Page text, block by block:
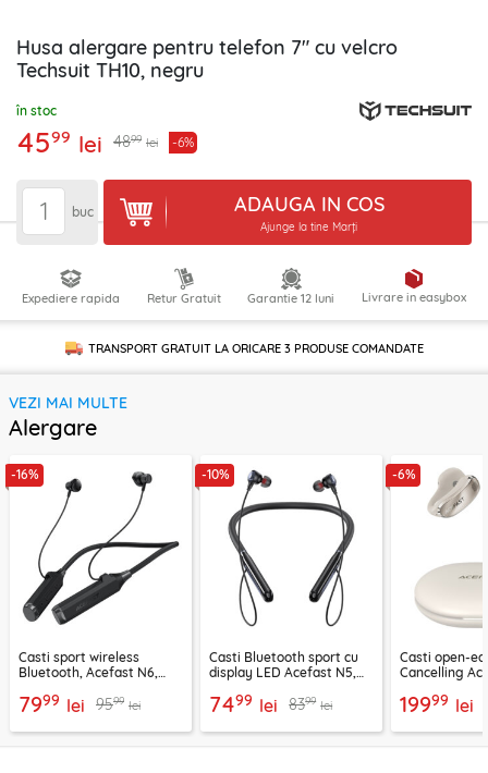
Husa alergare pentru telefon 7" cu velcro
Techsuit TH10, negru
în stoc
4599 lei 4899 lei -6%
buc ADAUGA IN COS
Ajunge la tine Marți
Expediere rapida Retur Gratuit Garantie 12 luni Livrare in easybox
TRANSPORT GRATUIT LA ORICARE 3 PRODUSECOMANDATE
VEZI MAI MULTE
Alergare
-16%
Casti sport wireless
Bluetooth, Acefast N6,
7999 lei 9599 lei
-10%
Casti Bluetooth sport cu
display LED Acefast N5,
7499 lei 8399 lei
-6%
Casti open-
Cancelling
19999 lei